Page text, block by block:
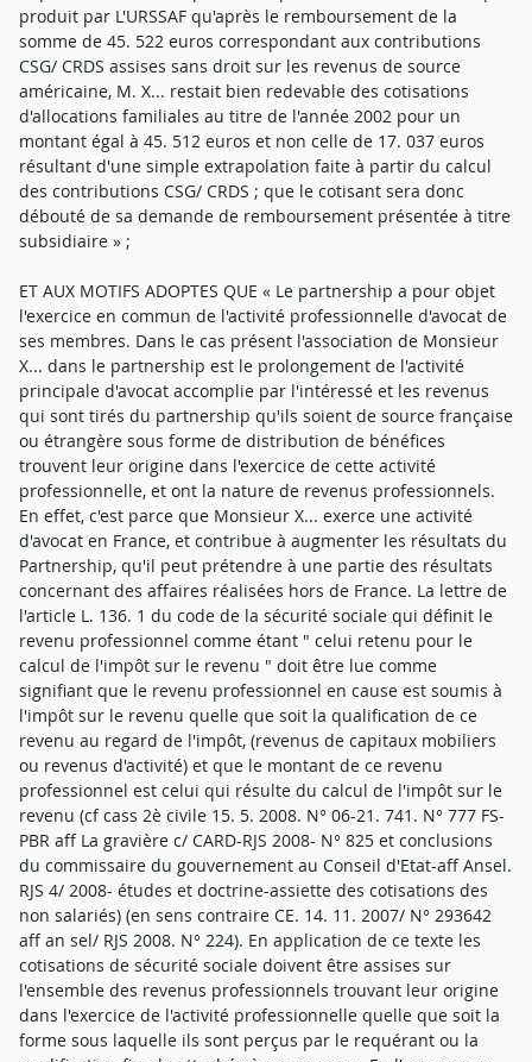
produit par L'URSSAF qu'après le remboursement de la
somme de 45. 522 euros correspondant aux contributions
CSG/ CRDS assises sans droit sur les revenus de source
américaine, M. X... restait bien redevable des cotisations
d'allocations familiales au titre de l'année 2002 pour un
montant égal à 45. 512 euros et non celle de 17. 037 euros
résultant d'une simple extrapolation faite à partir du calcul
des contributions CSG/ CRDS ; que le cotisant sera donc
débouté de sa demande de remboursement présentée à titre
subsidiaire » ;
ET AUX MOTIFS ADOPTES QUE « Le partnership a pour objet
l'exercice en commun de l'activité professionnelle d'avocat de
ses membres. Dans le cas présent l'association de Monsieur
X... dans le partnership est le prolongement de l'activité
principale d'avocat accomplie par l'intéressé et les revenus
qui sont tirés du partnership qu'ils soient de source française
ou étrangère sous forme de distribution de bénéfices
trouvent leur origine dans l'exercice de cette activité
professionnelle, et ont la nature de revenus professionnels.
En effet, c'est parce que Monsieur X... exerce une activité
d'avocat en France, et contribue à augmenter les résultats du
Partnership, qu'il peut prétendre à une partie des résultats
concernant des affaires réalisées hors de France. La lettre de
l'article L. 136. 1 du code de la sécurité sociale qui définit le
revenu professionnel comme étant " celui retenu pour le
calcul de l'impôt sur le revenu " doit être lue comme
signifiant que le revenu professionnel en cause est soumis à
l'impôt sur le revenu quelle que soit la qualification de ce
revenu au regard de l'impôt, (revenus de capitaux mobiliers
ou revenus d'activité) et que le montant de ce revenu
professionnel est celui qui résulte du calcul de l'impôt sur le
revenu (cf cass 2è civile 15. 5. 2008. N° 06-21. 741. N° 777 FS-
PBR aff La gravière c/ CARD-RJS 2008- N° 825 et conclusions
du commissaire du gouvernement au Conseil d'Etat-aff Ansel.
RJS 4/ 2008- études et doctrine-assiette des cotisations des
non salariés) (en sens contraire CE. 14. 11. 2007/ N° 293642
aff an sel/ RJS 2008. N° 224). En application de ce texte les
cotisations de sécurité sociale doivent être assises sur
l'ensemble des revenus professionnels trouvant leur origine
dans l'exercice de l'activité professionnelle quelle que soit la
forme sous laquelle ils sont perçus par le requérant ou la